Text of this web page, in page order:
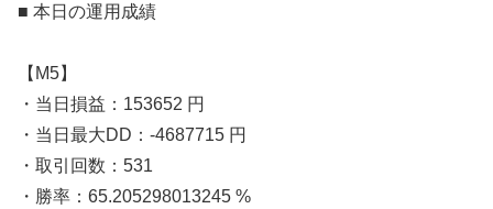
■ 本日の運用成績
【M5】
・当日損益：153652 円
・当日最大DD：-4687715 円
・取引回数：531
・勝率：65.205298013245 %